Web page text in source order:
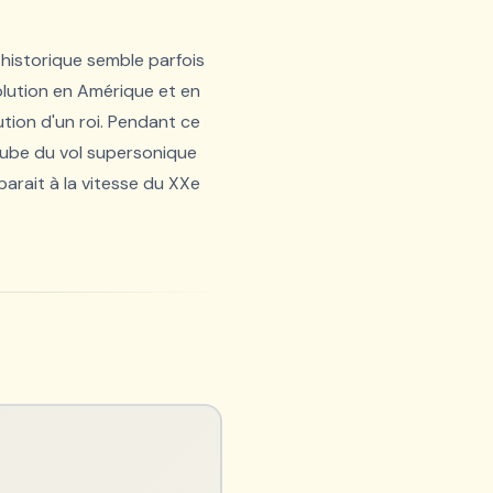
semble parfois
en Amérique et en
d'un roi. Pendant ce
du vol supersonique
à la vitesse du XXe